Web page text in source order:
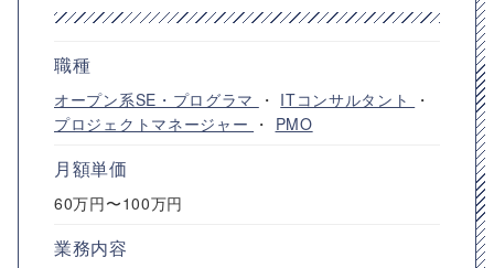
職種
オープン系SE・プログラマ ・ ITコンサルタント
・
プロジェクトマネージャー ・ PMO
月額単価
60万円〜100万円
業務内容